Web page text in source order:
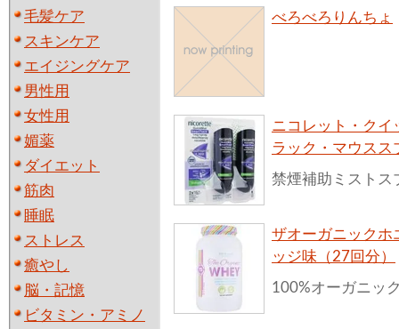
毛髪ケア
スキンケア
エイジングケア
男性用
女性用
媚薬
ダイエット
筋肉
睡眠
ストレス
癒やし
脳・記憶
ビタミン・アミノ
べろべろりんちょ
ニコレット・クイ
ラック・マウス
禁煙補助ミストス
ザオーガニックホ
ッジ味（27回分）
100%オーガニッ